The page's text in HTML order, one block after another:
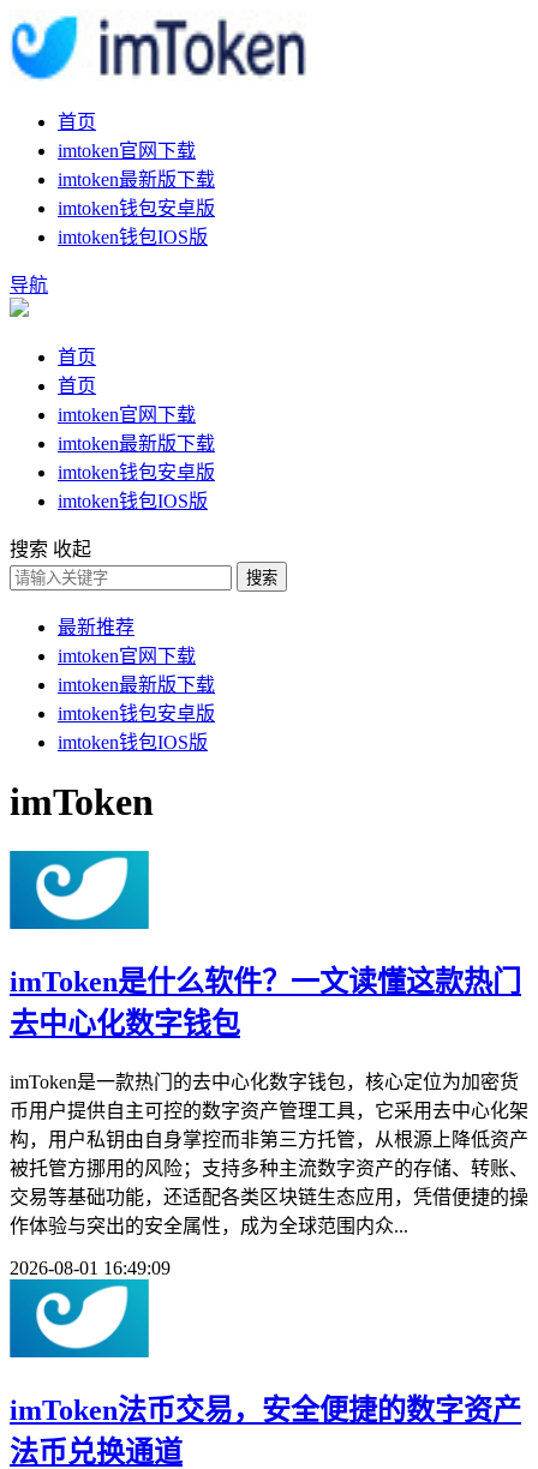
首页
imtoken官网下载
imtoken最新版下载
imtoken钱包安卓版
imtoken钱包IOS版
导航
首页
首页
imtoken官网下载
imtoken最新版下载
imtoken钱包安卓版
imtoken钱包IOS版
搜索 收起
搜索
最新推荐
imtoken官网下载
imtoken最新版下载
imtoken钱包安卓版
imtoken钱包IOS版
imToken
imToken是什么软件？一文读懂这款热门
去中心化数字钱包
imToken是一款热门的去中心化数字钱包，核心定位为加密货
币用户提供自主可控的数字资产管理工具，它采用去中心化架
构，用户私钥由自身掌控而非第三方托管，从根源上降低资产
被托管方挪用的风险；支持多种主流数字资产的存储、转账、
交易等基础功能，还适配各类区块链生态应用，凭借便捷的操
作体验与突出的安全属性，成为全球范围内众...
2026-08-01 16:49:09
imToken法币交易，安全便捷的数字资产
法币兑换通道